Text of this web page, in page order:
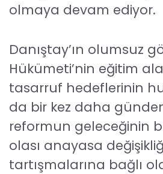
olmaya devam ediyor.
Danıştay’ın olumsuz
Hükümeti’nin eğitim
tasarruf hedeflerinin
da bir kez daha
reformun geleceğinin
olası anayasa
tartışmalarına bağlı